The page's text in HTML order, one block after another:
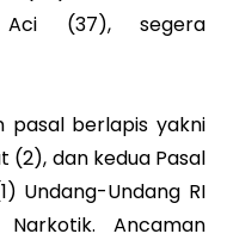
Aci (37), segera
pasal berlapis yakni
(2), dan kedua Pasal
Undang-Undang RI
Ancaman